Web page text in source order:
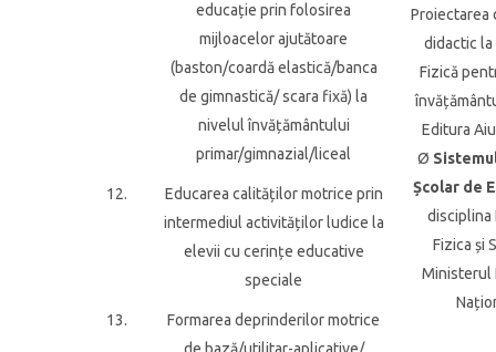
Proiectarea
didactic
Fizică
Editura
Ø
Școlar de
disciplina
Fizica și
Ministerul
educație prin folosirea
mijloacelor ajutătoare
(baston/coardă elastică/banca
de gimnastică/ scara fixă) la
nivelul învățământului
primar/gimnazial/liceal
12.
Educarea calităților motrice prin
intermediul activităților ludice la
elevii cu cerințe educative
speciale
13.
Formarea deprinderilor motrice